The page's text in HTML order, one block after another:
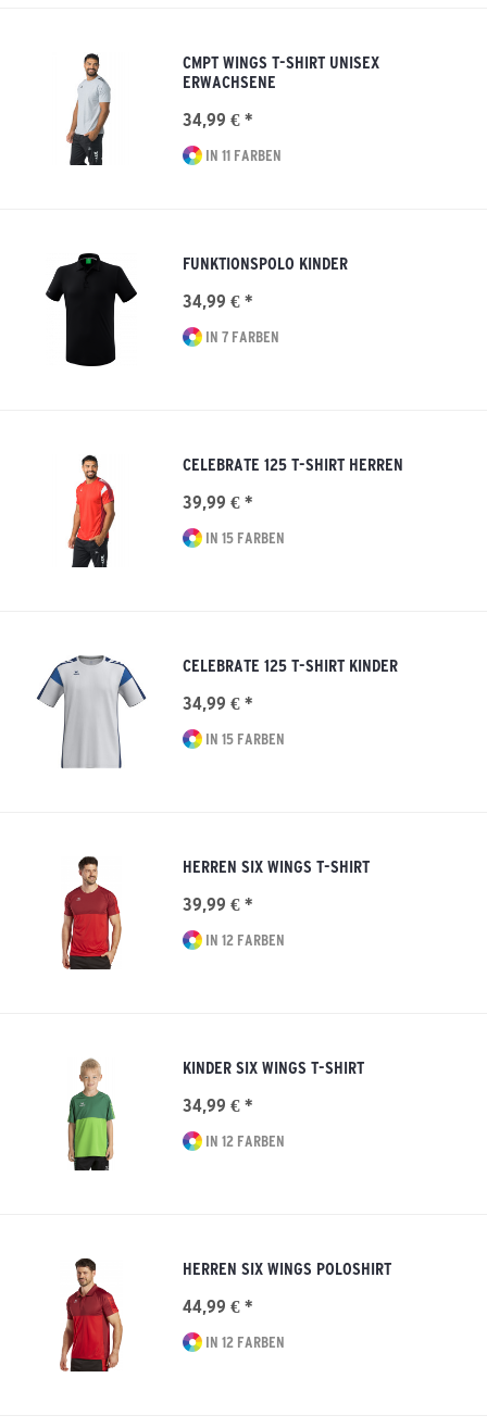
CMPT WINGS T-SHIRT UNISEX
ERWACHSENE
34,99 € *
IN 11 FARBEN
FUNKTIONSPOLO KINDER
34,99 € *
IN 7 FARBEN
CELEBRATE 125 T-SHIRT HERREN
39,99 € *
IN 15 FARBEN
CELEBRATE 125 T-SHIRT KINDER
34,99 € *
IN 15 FARBEN
HERREN SIX WINGS T-SHIRT
39,99 € *
IN 12 FARBEN
KINDER SIX WINGS T-SHIRT
34,99 € *
IN 12 FARBEN
HERREN SIX WINGS POLOSHIRT
44,99 € *
IN 12 FARBEN